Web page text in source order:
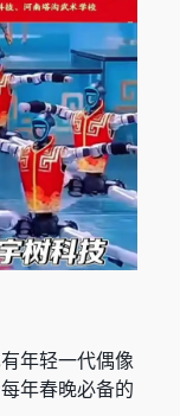
年轻一代偶像
年春晚必备的